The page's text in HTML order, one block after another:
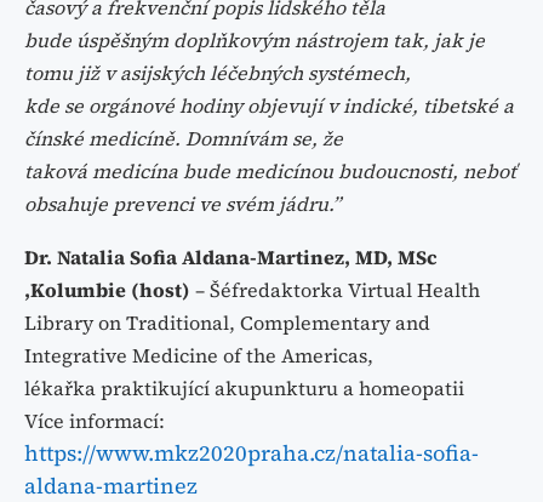
časový a frekvenční popis lidského těla
bude úspěšným doplňkovým nástrojem tak, jak je
tomu již v asijských léčebných systémech,
kde se orgánové hodiny objevují v indické, tibetské a
čínské medicíně. Domnívám se, že
taková medicína bude medicínou budoucnosti, neboť
obsahuje prevenci ve svém jádru.”
Dr. Natalia Sofia Aldana-Martinez, MD, MSc
,Kolumbie (host) – Šéfredaktorka Virtual Health
Library on Traditional, Complementary and
Integrative Medicine of the Americas,
lékařka praktikující akupunkturu a homeopatii
Více informací:
https://www.mkz2020praha.cz/natalia-sofia-
aldana-martinez